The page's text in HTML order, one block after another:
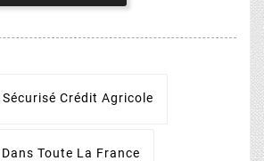
Sécurisé Crédit Agricole
Dans Toute La France